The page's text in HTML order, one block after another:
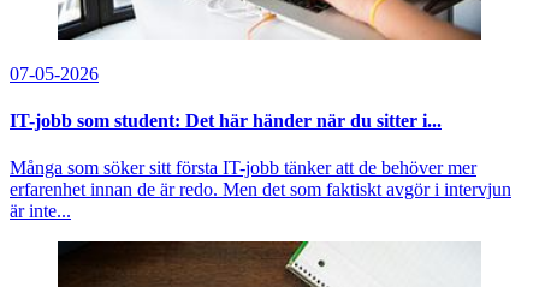
07-05-2026
IT-jobb som student: Det här händer när du sitter i...
Många som söker sitt första IT-jobb tänker att de behöver mer
erfarenhet innan de är redo. Men det som faktiskt avgör i intervjun
är inte...